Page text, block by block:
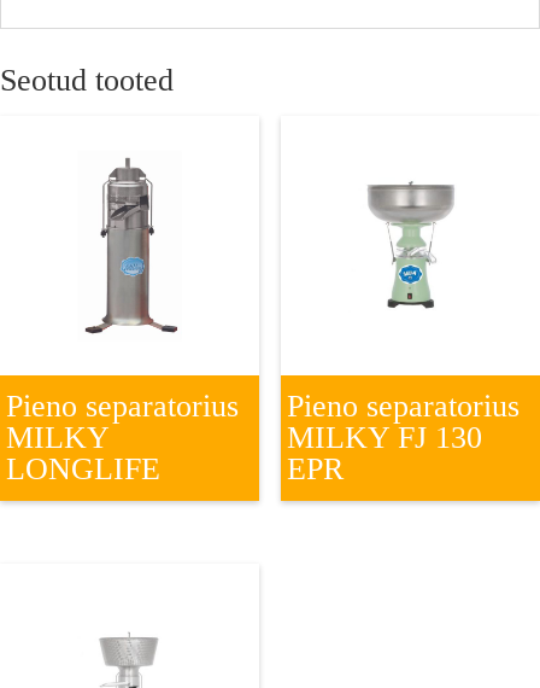
Seotud tooted
Pieno separatorius
MILKY
LONGLIFE
Pieno separatorius
MILKY FJ 130
EPR